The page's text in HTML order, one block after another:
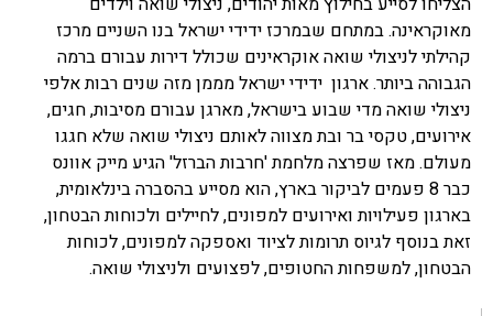
מאוקראינה. במתחם שבמרכז ידידי ישראל בנו השניים מרכז
קהילתי לניצולי שואה אוקראינים שכולל דירות עבורם ברמה
הגבוהה ביותר. ארגון ידידי ישראל מממן מזה שנים רבות אלפי
ניצולי שואה מדי שבוע בישראל, מארגן עבורם מסיבות, חגים,
אירועים, טקסי בר ובת מצווה לאותם ניצולי שואה שלא חגגו
מעולם. מאז שפרצה מלחמת 'חרבות הברזל' הגיע מייק אוונס
כבר 8 פעמים לביקור בארץ, הוא מסייע בהסברה בינלאומית,
בארגון פעילויות ואירועים למפונים, לחיילים ולכוחות הבטחון,
זאת בנוסף לגיוס תרומות לציוד ואספקה למפונים, לכוחות
הבטחון, למשפחות החטופים, לפצועים ולניצולי שואה.